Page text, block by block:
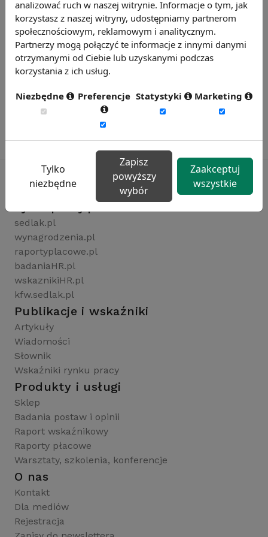
Rynekpracy.pl
sedlak.pl
wynagrodzenia.pl
raportyplacowe.pl
badaniaHR.pl
wskaznikiHR.pl
kfw.sedlak.pl
Publikacje i wskaźniki
Artykuły
Wiadomości
Słownik
Wskaźniki rynku pracy
Produkty i usługi
Sklep
Badania postaw i opinii
Raport wskaźnikowy
Raporty płacowe
Warsztaty, szkolenia, konferencje
O nas
Kontakt
Dla mediów
Rejestracja
analizować ruch w naszej witrynie. Informacje o tym, jak
korzystasz z naszej witryny, udostępniamy partnerom
społecznościowym, reklamowym i analitycznym.
Partnerzy mogą połączyć te informacje z innymi danymi
otrzymanymi od Ciebie lub uzyskanymi podczas
korzystania z ich usług.
Niezbędne Preferencje Statystyki Marketing
Tylko
niezbędne
Zapisz
powyższy
wybór
Zaakceptuj
wszystkie